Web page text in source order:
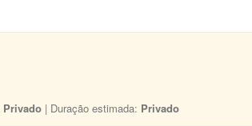
Privado | Duração estimada: Privado